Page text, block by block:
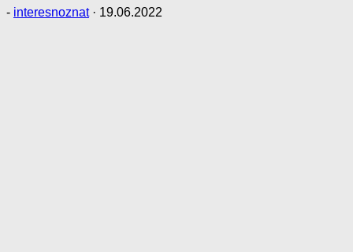
- interesnoznat · 19.06.2022